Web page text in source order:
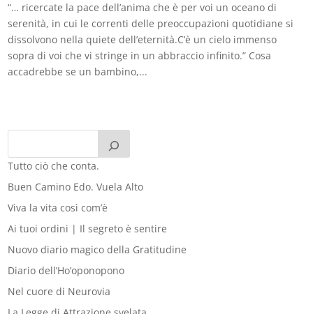
“… ricercate la pace dell’anima che è per voi un oceano di
serenità, in cui le correnti delle preoccupazioni quotidiane si
dissolvono nella quiete dell’eternità.C’è un cielo immenso
sopra di voi che vi stringe in un abbraccio infinito.” Cosa
accadrebbe se un bambino,...
Tutto ciò che conta.
Buen Camino Edo. Vuela Alto
Viva la vita così com’è
Ai tuoi ordini | Il segreto è sentire
Nuovo diario magico della Gratitudine
Diario dell’Ho’oponopono
Nel cuore di Neurovia